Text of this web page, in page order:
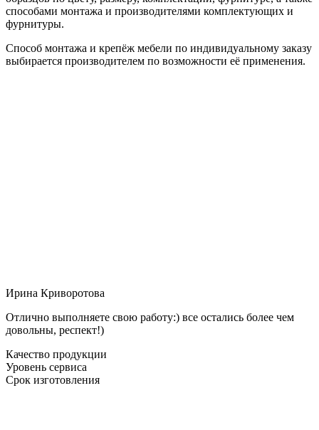
способами монтажа и производителями комплектующих и
фурнитуры.
Способ монтажа и крепёж мебели по индивидуальному заказу
выбирается производителем по возможности её применения.
Ирина Криворотова
Отлично выполняете свою работу:) все остались более чем
довольны, респект!)
Качество продукции
Уровень сервиса
Срок изготовления